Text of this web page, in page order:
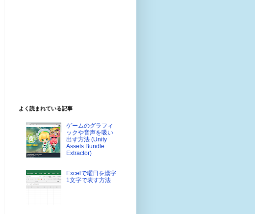
よく読まれている記事
ゲームのグラフィ
ックや音声を吸い
出す方法 (Unity
Assets Bundle
Extractor)
Excelで曜日を漢字
1文字で表す方法